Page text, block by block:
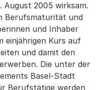
August 2005 wirksam.
Berufsmaturität und
und Inhaber
einjährigen Kurs auf
und damit den
Die unter der
Basel-Stadt
Berufstätige werden